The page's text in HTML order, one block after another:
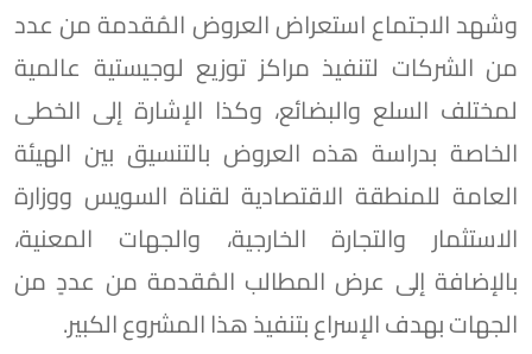
وشهد الاجتماع استعراض العروض المُقدمة من عدد
من الشركات لتنفيذ مراكز توزيع لوجيستية عالمية
لمختلف السلع والبضائع، وكذا الإشارة إلى الخطى
الخاصة بدراسة هذه العروض بالتنسيق بين الهيئة
العامة للمنطقة الاقتصادية لقناة السويس ووزارة
الاستثمار والتجارة الخارجية، والجهات المعنية،
بالإضافة إلى عرض المطالب المُقدمة من عددٍ من
الجهات بهدف الإسراع بتنفيذ هذا المشروع الكبير.